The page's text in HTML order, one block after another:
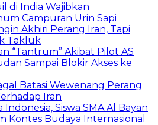
di India Wajibkan
Campuran Urin Sapi
Akhiri Perang Iran, Tapi
Takluk
“Tantrum” Akibat Pilot AS
Sampai Blokir Akses ke
Batasi Wewenang Perang
Iran
Siswa SMA Al Bayan
Kontes Budaya Internasional